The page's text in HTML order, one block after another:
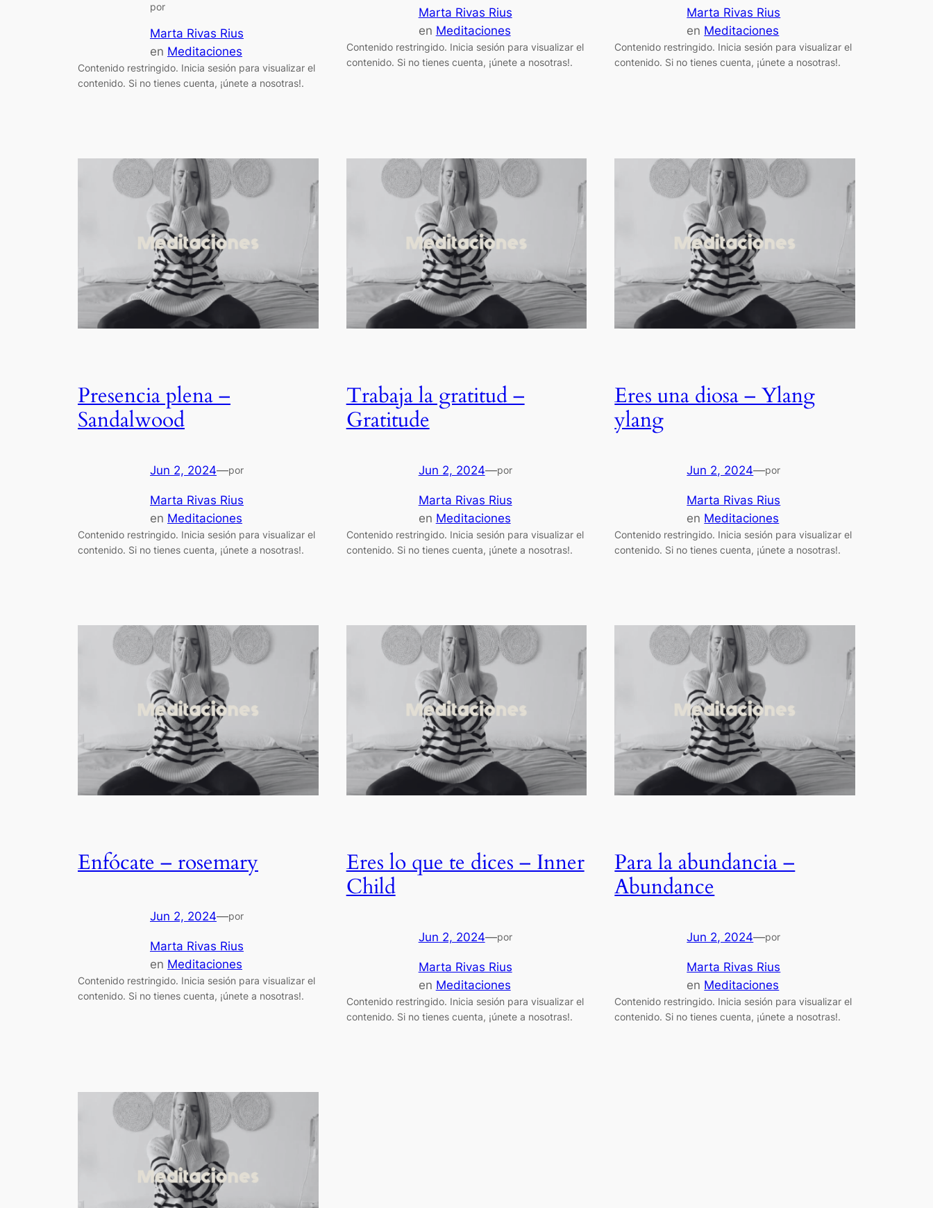
por
Marta Rivas Rius
en Meditaciones
Contenido restringido. Inicia sesión para visualizar el
contenido. Si no tienes cuenta, ¡únete a nosotras!.
Marta Rivas Rius
en Meditaciones
Contenido restringido. Inicia sesión para visualizar el
contenido. Si no tienes cuenta, ¡únete a nosotras!.
Marta Rivas Rius
en Meditaciones
Contenido restringido. Inicia sesión para visualizar el
contenido. Si no tienes cuenta, ¡únete a nosotras!.
Presencia plena –
Sandalwood
Jun 2, 2024—por
Marta Rivas Rius
en Meditaciones
Contenido restringido. Inicia sesión para visualizar el
contenido. Si no tienes cuenta, ¡únete a nosotras!.
Trabaja la gratitud –
Gratitude
Jun 2, 2024—por
Marta Rivas Rius
en Meditaciones
Contenido restringido. Inicia sesión para visualizar el
contenido. Si no tienes cuenta, ¡únete a nosotras!.
Eres una diosa – Ylang
ylang
Jun 2, 2024—por
Marta Rivas Rius
en Meditaciones
Contenido restringido. Inicia sesión para visualizar el
contenido. Si no tienes cuenta, ¡únete a nosotras!.
Enfócate – rosemary
Jun 2, 2024—por
Marta Rivas Rius
en Meditaciones
Contenido restringido. Inicia sesión para visualizar el
contenido. Si no tienes cuenta, ¡únete a nosotras!.
Eres lo que te dices – Inner
Child
Jun 2, 2024—por
Marta Rivas Rius
en Meditaciones
Contenido restringido. Inicia sesión para visualizar el
contenido. Si no tienes cuenta, ¡únete a nosotras!.
Para la abundancia –
Abundance
Jun 2, 2024—por
Marta Rivas Rius
en Meditaciones
Contenido restringido. Inicia sesión para visualizar el
contenido. Si no tienes cuenta, ¡únete a nosotras!.